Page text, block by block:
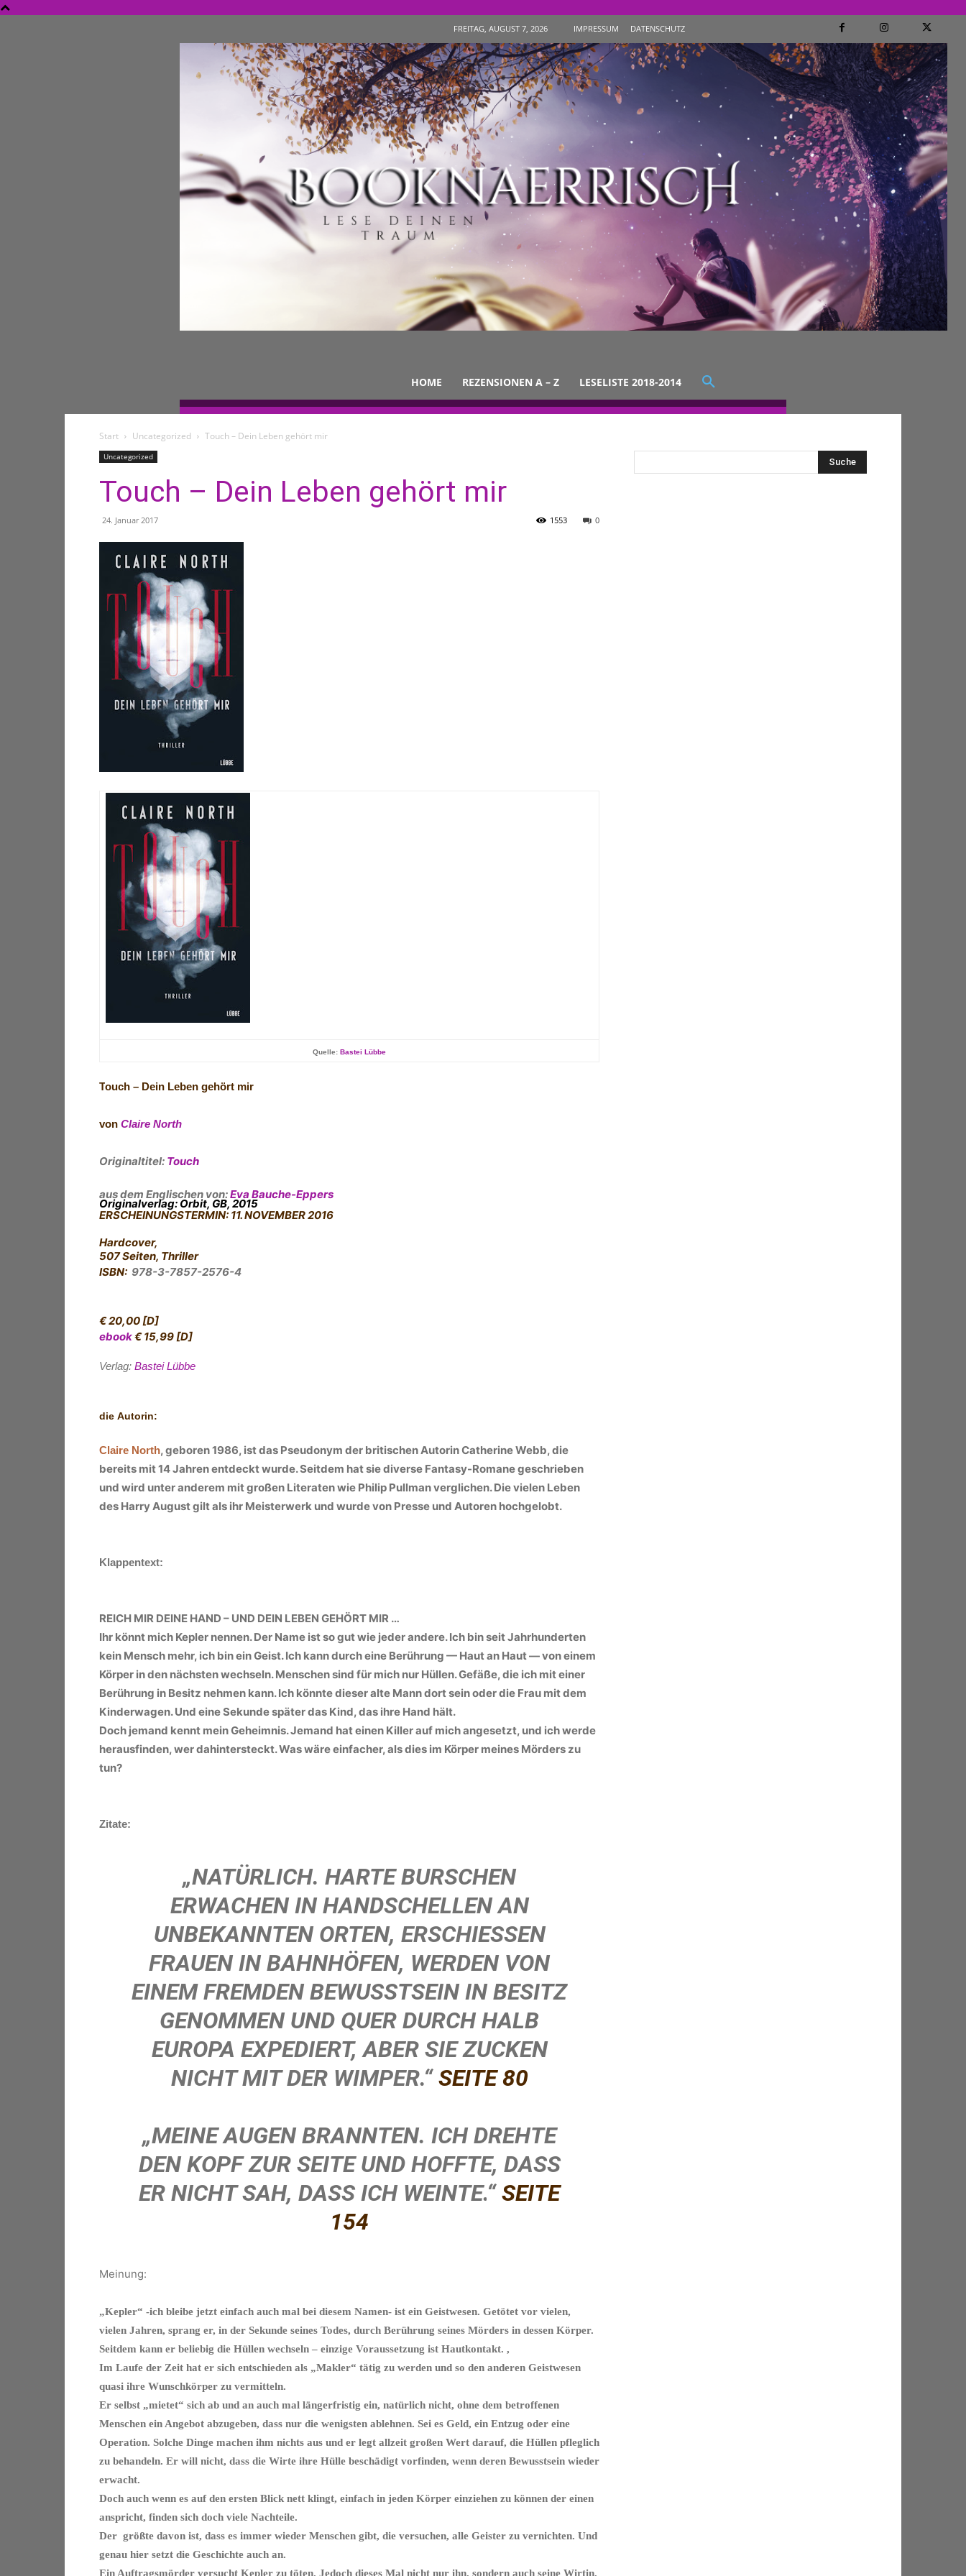
FREITAG, AUGUST 7, 2026 IMPRESSUM DATENSCHUTZ
HOME REZENSIONEN A – Z LESELISTE 2018-2014
Start Uncategorized Touch – Dein Leben gehört mir
Uncategorized
Touch – Dein Leben gehört mir
24. Januar 2017 0
1553
Quelle: Bastei Lübbe
Touch – Dein Leben gehört mir
von Claire North
Originaltitel: Touch
aus dem Englischen von:Eva Bauche-Eppers
Originalverlag: Orbit, GB, 2015
ERSCHEINUNGSTERMIN: 11. NOVEMBER 2016
Hardcover,
507 Seiten, Thriller
ISBN: 978-3-7857-2576-4
€ 20,00 [D]
ebook€ 15,99 [D]
Verlag: Bastei Lübbe
die Autorin:
Claire North, geboren 1986, ist das Pseudonym der britischen Autorin Catherine Webb, die
bereits mit 14 Jahren entdeckt wurde. Seitdem hat sie diverse Fantasy-Romane geschrieben
und wird unter anderem mit großen Literaten wie Philip Pullman verglichen. Die vielen Leben
des Harry August gilt als ihr Meisterwerk und wurde von Presse und Autoren hochgelobt.
Klappentext:
REICH MIR DEINE HAND – UND DEIN LEBEN GEHÖRT MIR …
Ihr könnt mich Kepler nennen. Der Name ist so gut wie jeder andere. Ich bin seit Jahrhunderten
kein Mensch mehr, ich bin ein Geist. Ich kann durch eine Berührung — Haut an Haut — von einem
Körper in den nächsten wechseln. Menschen sind für mich nur Hüllen. Gefäße, die ich mit einer
Berührung in Besitz nehmen kann. Ich könnte dieser alte Mann dort sein oder die Frau mit dem
Kinderwagen. Und eine Sekunde später das Kind, das ihre Hand hält.
Doch jemand kennt mein Geheimnis. Jemand hat einen Killer auf mich angesetzt, und ich werde
herausfinden, wer dahintersteckt. Was wäre einfacher, als dies im Körper meines Mörders zu
tun?
Zitate:
„NATÜRLICH. HARTE BURSCHEN
ERWACHEN IN HANDSCHELLEN AN
UNBEKANNTEN ORTEN, ERSCHIESSEN F
RAUEN IN BAHNHÖFEN, WERDEN VON E
INEM FREMDEN BEWUSSTSEIN IN BESITZ G
ENOMMEN UND QUER DURCH HALB E
UROPA EXPEDIERT, ABER SIE ZUCKEN N
ICHT MIT DER WIMPER.“ SEITE 80
„MEINE AUGEN BRANNTEN. ICH DREHTE
DEN KOPF ZUR SEITE UND HOFFTE, DASS
ER NICHT SAH, DASS ICH WEINTE.“SEITE
154
Meinung:
„Kepler“ -ich bleibe jetzt einfach auch mal bei diesem Namen- ist ein Geistwesen. Getötet vor vielen,
vielen Jahren, sprang er, in der Sekunde seines Todes, durch Berührung seines Mörders in dessen Körper.
Seitdem kann er beliebig die Hüllen wechseln – einzige Voraussetzung ist Hautkontakt. ,
Im Laufe der Zeit hat er sich entschieden als „Makler“ tätig zu werden und so den anderen Geistwesen
quasi ihre Wunschkörper zu vermitteln.
Er selbst „mietet“ sich ab und an auch mal längerfristig ein, natürlich nicht, ohne dem betroffenen
Menschen ein Angebot abzugeben, dass nur die wenigsten ablehnen. Sei es Geld, ein Entzug oder eine
Operation. Solche Dinge machen ihm nichts aus und er legt allzeit großen Wert darauf, die Hüllen pfleglich
zu behandeln. Er will nicht, dass die Wirte ihre Hülle beschädigt vorfinden, wenn deren Bewusstsein wieder
erwacht.
Doch auch wenn es auf den ersten Blick nett klingt, einfach in jeden Körper einziehen zu können der einen
anspricht, finden sich doch viele Nachteile.
Der größte davon ist, dass es immer wieder Menschen gibt, die versuchen, alle Geister zu vernichten. Und
genau hier setzt die Geschichte auch an.
Ein Auftragsmörder versucht Kepler zu töten. Jedoch dieses Mal nicht nur ihn, sondern auch seine Wirtin,